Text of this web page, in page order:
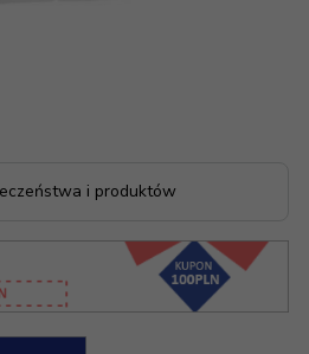
i produktów